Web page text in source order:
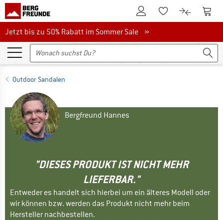
Zum KundenkontoZum Merkzettel.
Zum Zum
Jetzt bis zu 50% Rabatt im Sommer Sale
Jetzt bis zu 50% Rabatt im Sommer Sale »
Outdoor Sandalen
Bergfreund Hannes
"DIESES PRODUKT IST NICHT MEHR
LIEFERBAR."
Entweder es handelt sich hierbei um ein älteres Modell oder
wir können bzw. werden das Produkt nicht mehr beim
Hersteller nachbestellen.